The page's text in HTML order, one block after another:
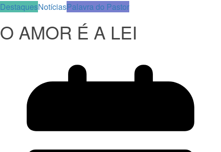
DestaquesNotíciasPalavra do Pastor
O AMOR É A LEI